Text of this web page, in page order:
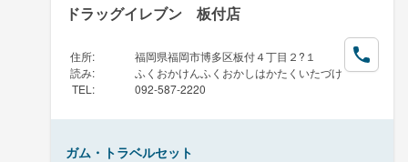
ドラッグイレブン 板付店
住所:
福岡県福岡市博多区板付４丁目２?１
読み:
ふくおかけんふくおかしはかたくいたづけ
TEL : 092-587-2220
ガム・トラベルセット